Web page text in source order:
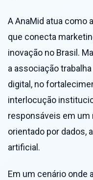
A AnaMid atua como
que conecta
inovação no Brasil.
a associação
digital, no
interlocução
responsáveis em um
orientado por dados,
artificial.
Em um cenário onde